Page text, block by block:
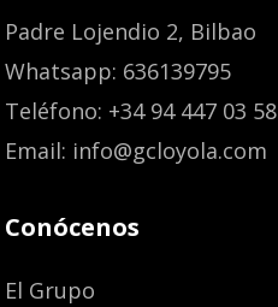
Padre Lojendio 2, Bilbao
Whatsapp: 636139795
Teléfono: +34 94 447 03 58
Email: info@gcloyola.com
Conócenos
El Grupo